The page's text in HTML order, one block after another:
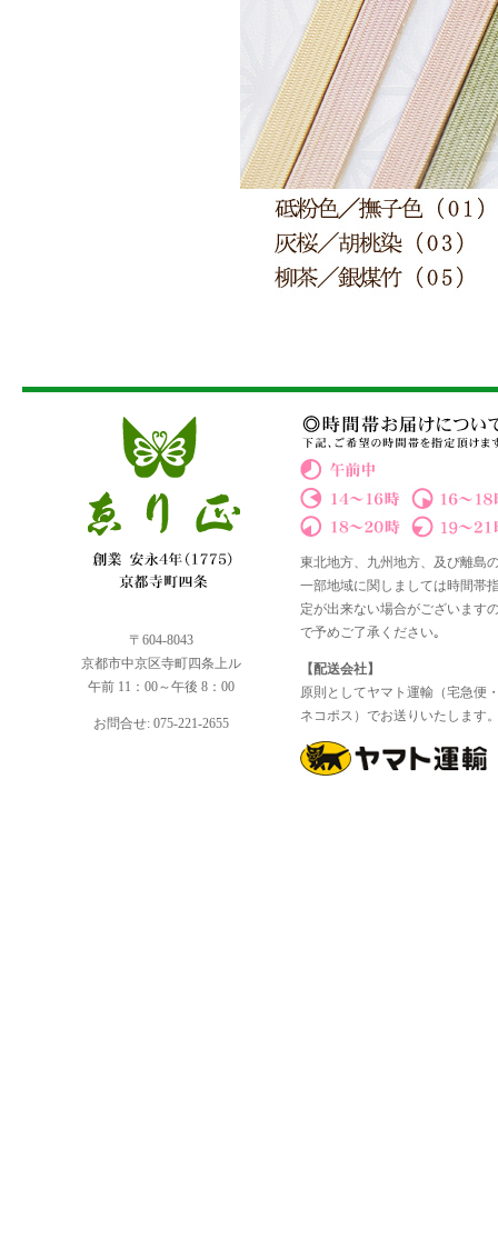
〒604-8043
京都市中京区寺町四条上ル
午前 11：00～午後 8：00
お問合せ: 075-221-2655
東北地方、九州地方、及び離島
一部地域に関しましては時間帯
定が出来ない場合がございます
で予めご了承ください｡
【配送会社】
原則としてヤマト運輸（宅急便
ネコポス）でお送りいたします